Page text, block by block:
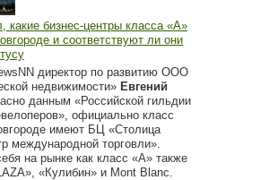
какие бизнес-центры класса «А»
и соответствуют ли они
директор по развитию ООО
недвижимости» Евгений
данным «Российской гильдии
официально класс
имеют БЦ «Столица
международной торговли».
на рынке как класс «А» также
«Кулибин» и Mont Blanc.